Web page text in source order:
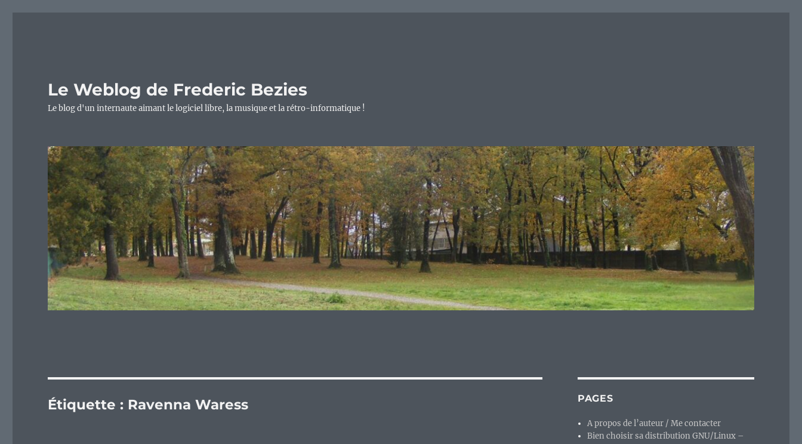
Le Weblog de Frederic Bezies
Le blog d'un internaute aimant le logiciel libre, la musique et la rétro-informatique !
Étiquette : Ravenna Waress PAGES
A propos de l’auteur / Me contacter
Bien choisir sa distribution GNU/Linux –